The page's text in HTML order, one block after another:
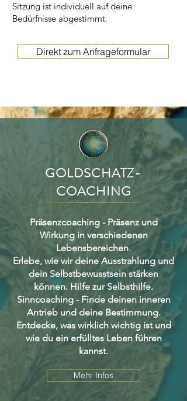
Sitzung ist individuell auf deine
Bedürfnisse abgestimmt.
Direkt zum Anfrageformular
GOLDSCHATZ-
COACHING
Präsenzcoaching - Präsenz und
Wirkung in verschiedenen
Lebensbereichen.
Erlebe, wie wir deine Ausstrahlung und
dein Selbstbewusstsein stärken
können. Hilfe zur Selbsthilfe.
Sinncoaching - Finde deinen inneren
Antrieb und deine Bestimmung.
Entdecke, was wirklich wichtig ist und
wie du ein erfülltes Leben führen
kannst.
Mehr Infos